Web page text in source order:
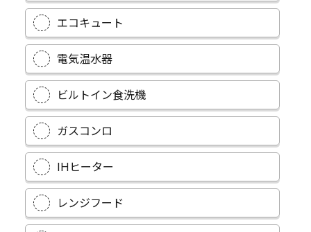
エコキュート
電気温水器
ビルトイン食洗機
ガスコンロ
IHヒーター
レンジフード